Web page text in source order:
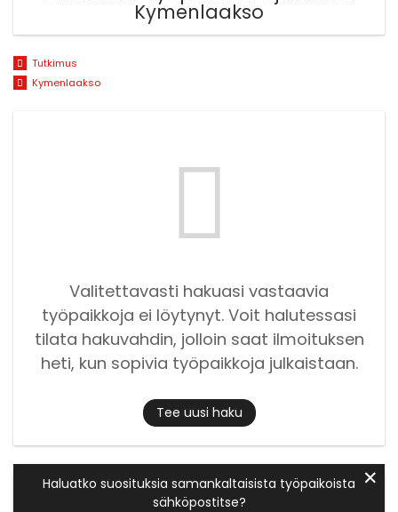
Kymenlaakso
Tutkimus
Kymenlaakso
Valitettavasti hakuasi vastaavia
työpaikkoja ei löytynyt. Voit halutessasi
tilata hakuvahdin, jolloin saat ilmoituksen
heti, kun sopivia työpaikkoja julkaistaan.
Tee uusi haku
Haluatko suosituksia samankaltaisista työpaikoista
sähköpostitse?
✕